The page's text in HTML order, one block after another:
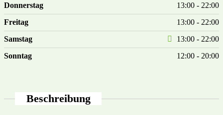
Donnerstag
13:00 - 22:00
Freitag
13:00 - 22:00
Samstag
13:00 - 22:00
Sonntag
12:00 - 20:00
Beschreibung